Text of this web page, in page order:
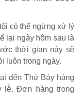
có thể ngừng xử lý
lại ngày hôm sau là
thời gian này sẽ
luôn trong ngày.
đến Thứ Bảy hàng
lễ. Đơn hàng trong